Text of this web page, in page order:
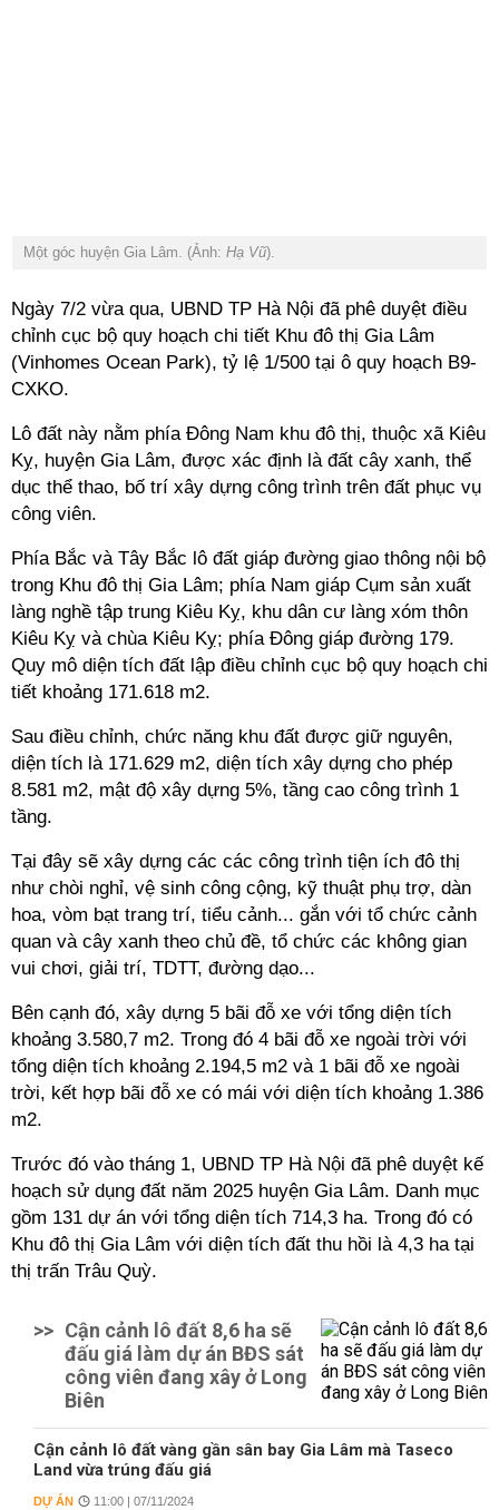
Một góc huyện Gia Lâm. (Ảnh: Hạ Vũ).
Ngày 7/2 vừa qua, UBND TP Hà Nội đã phê duyệt điều
chỉnh cục bộ quy hoạch chi tiết Khu đô thị Gia Lâm
(Vinhomes Ocean Park), tỷ lệ 1/500 tại ô quy hoạch B9-
CXKO.
Lô đất này nằm phía Đông Nam khu đô thị, thuộc xã Kiêu
Kỵ, huyện Gia Lâm, được xác định là đất cây xanh, thể
dục thể thao, bố trí xây dựng công trình trên đất phục vụ
công viên.
Phía Bắc và Tây Bắc lô đất giáp đường giao thông nội bộ
trong Khu đô thị Gia Lâm; phía Nam giáp Cụm sản xuất
làng nghề tập trung Kiêu Kỵ, khu dân cư làng xóm thôn
Kiêu Kỵ và chùa Kiêu Kỵ; phía Đông giáp đường 179.
Quy mô diện tích đất lập điều chỉnh cục bộ quy hoạch chi
tiết khoảng 171.618 m2.
Sau điều chỉnh, chức năng khu đất được giữ nguyên,
diện tích là 171.629 m2, diện tích xây dựng cho phép
8.581 m2, mật độ xây dựng 5%, tầng cao công trình 1
tầng.
Tại đây sẽ xây dựng các các công trình tiện ích đô thị
như chòi nghỉ, vệ sinh công cộng, kỹ thuật phụ trợ, dàn
hoa, vòm bạt trang trí, tiểu cảnh... gắn với tổ chức cảnh
quan và cây xanh theo chủ đề, tổ chức các không gian
vui chơi, giải trí, TDTT, đường dạo...
Bên cạnh đó, xây dựng 5 bãi đỗ xe với tổng diện tích
khoảng 3.580,7 m2. Trong đó 4 bãi đỗ xe ngoài trời với
tổng diện tích khoảng 2.194,5 m2 và 1 bãi đỗ xe ngoài
trời, kết hợp bãi đỗ xe có mái với diện tích khoảng 1.386
m2.
Trước đó vào tháng 1, UBND TP Hà Nội đã phê duyệt kế
hoạch sử dụng đất năm 2025 huyện Gia Lâm. Danh mục
gồm 131 dự án với tổng diện tích 714,3 ha. Trong đó có
Khu đô thị Gia Lâm với diện tích đất thu hồi là 4,3 ha tại
thị trấn Trâu Quỳ.
>> Cận cảnh lô đất 8,6 ha sẽ
đấu giá làm dự án BĐS sát
công viên đang xây ở Long
Biên
Cận cảnh lô đất vàng gần sân bay Gia Lâm mà Taseco
Land vừa trúng đấu giá
DỰ ÁN 11:00 | 07/11/2024